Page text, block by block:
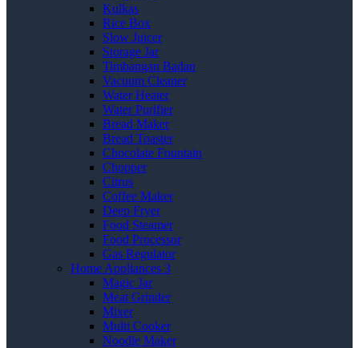
Kulkas
Rice Box
Slow Juicer
Storage Jar
Timbangan Badan
Vacuum Cleaner
Water Heater
Water Purifier
Bread Maker
Bread Toaster
Chocolate Fountain
Chopper
Citrus
Coffee Maker
Deep Fryer
Food Steamer
Food Processor
Gas Regulator
Home Appliances 3
Magic Jar
Meat Grinder
Mixer
Multi Cooker
Noodle Maker